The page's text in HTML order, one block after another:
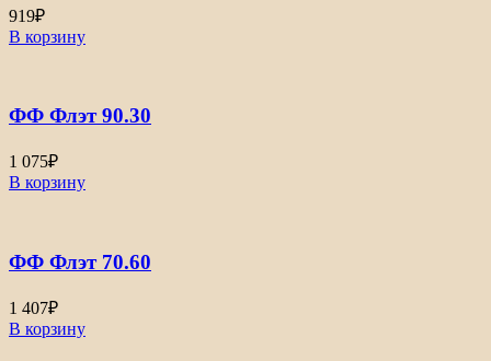
919₽
В корзину
ФФ Флэт 90.30
1 075₽
В корзину
ФФ Флэт 70.60
1 407₽
В корзину